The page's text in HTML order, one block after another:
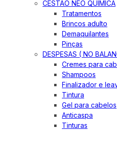
CESTÃO NEO QUIMICA
Tratamentos
Brincos adulto
Demaquilantes
Pinças
DESPESAS ( NO
Cremes para
Shampoos
Finalizador e
Tintura
Gel para cabelos
Anticaspa
Tinturas